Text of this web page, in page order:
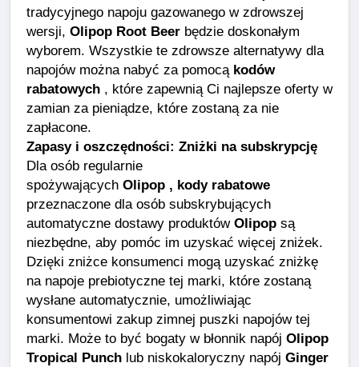
tradycyjnego napoju gazowanego w zdrowszej
wersji, Olipop Root Beer będzie doskonałym
wyborem. Wszystkie te zdrowsze alternatywy dla
napojów można nabyć za pomocą kodów
rabatowych , które zapewnią Ci najlepsze oferty w
zamian za pieniądze, które zostaną za nie
zapłacone.
Zapasy i oszczędności: Zniżki na subskrypcję
Dla osób regularnie
spożywających Olipop , kody rabatowe
przeznaczone dla osób subskrybujących
automatyczne dostawy produktów Olipop są
niezbędne, aby pomóc im uzyskać więcej zniżek.
Dzięki zniżce konsumenci mogą uzyskać zniżkę
na napoje prebiotyczne tej marki, które zostaną
wysłane automatycznie, umożliwiając
konsumentowi zakup zimnej puszki napojów tej
marki. Może to być bogaty w błonnik napój Olipop
Tropical Punch lub niskokaloryczny napój Ginger